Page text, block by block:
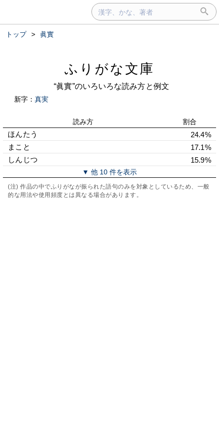
トップ > 眞實
ふりがな文庫
“眞實”のいろいろな読み方と例文
新字： 真実
読み方 割合
ほんたう
24.4%
まこと
17.1%
しんじつ
15.9%
▼ 他 10 件を表示
(注) 作品の中でふりがなが振られた語句のみを対象としているため、一般
的な用法や使用頻度とは異なる場合があります。